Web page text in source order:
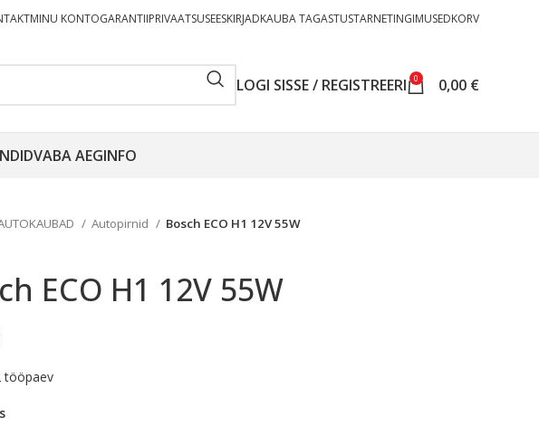
MINU KONTOGARANTIIPRIVAATSUSEESKIRJADKAUBA TAGASTUSTARNETINGIMUSEDKORV
LOGI SISSE / REGISTREERI 0 0,00 €
VABA AEGINFO
Autopirnid Bosch ECO H1 12V 55W
ECO H1 12V 55W
tööpaev